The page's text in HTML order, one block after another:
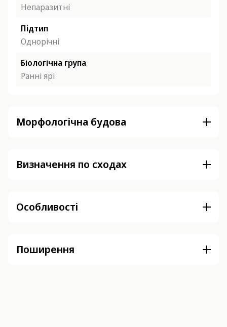
Непаразитні
Підтип
Однорічні
Біологічна група
Ранні ярі
Морфологічна будова
Визначення по сходах
Особливості
Поширення